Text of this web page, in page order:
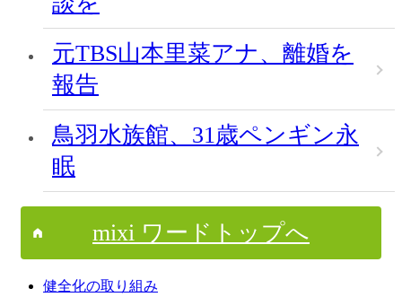
元TBS山本里菜アナ、離婚を
報告
鳥羽水族館、31歳ペンギン永
眠
mixi ワードトップへ
健全化の取り組み